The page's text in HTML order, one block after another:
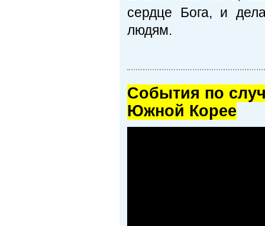
сердце Бога, и
людям.
Cобытия по
Южной Корее